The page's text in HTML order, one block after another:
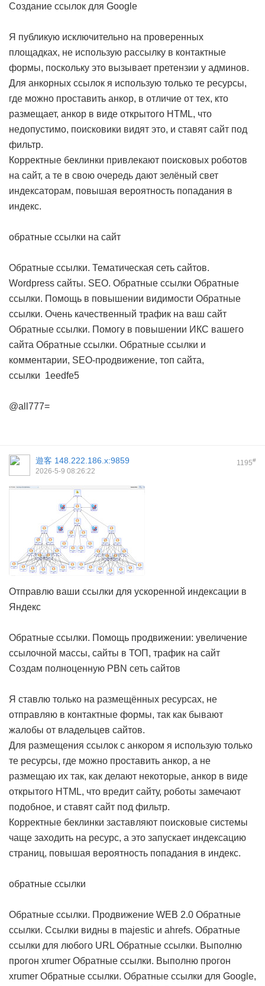
Создание ссылок для Google
Я публикую исключительно на проверенных
площадках, не использую рассылку в контактные
формы, поскольку это вызывает претензии у админов.
Для анкорных ссылок я использую только те ресурсы,
где можно проставить анкор, в отличие от тех, кто
размещает, анкор в виде открытого HTML, что
недопустимо, поисковики видят это, и ставят сайт под
фильтр.
Корректные беклинки привлекают поисковых роботов
на сайт, а те в свою очередь дают зелёный свет
индексаторам, повышая вероятность попадания в
индекс.
обратные ссылки на сайт
Обратные ссылки. Тематическая сеть сайтов.
Wordpress сайты. SEO. Обратные ссылки Обратные
ссылки. Помощь в повышении видимости Обратные
ссылки. Очень качественный трафик на ваш сайт
Обратные ссылки. Помогу в повышении ИКС вашего
сайта Обратные ссылки. Обратные ссылки и
комментарии, SEO-продвижение, топ сайта,
ссылки 1eedfe5
@all777=
1195#
遊客 148.222.186.x:9859
2026-5-9 08:26:22
Отправлю ваши ссылки для ускоренной индексации в
Яндекс
Обратные ссылки. Помощь продвижении: увеличение
ссылочной массы, сайты в ТОП, трафик на сайт
Создам полноценную PBN сеть сайтов
Я ставлю только на размещённых ресурсах, не
отправляю в контактные формы, так как бывают
жалобы от владельцев сайтов.
Для размещения ссылок с анкором я использую только
те ресурсы, где можно проставить анкор, а не
размещаю их так, как делают некоторые, анкор в виде
открытого HTML, что вредит сайту, роботы замечают
подобное, и ставят сайт под фильтр.
Корректные беклинки заставляют поисковые системы
чаще заходить на ресурс, а это запускает индексацию
страниц, повышая вероятность попадания в индекс.
обратные ссылки
Обратные ссылки. Продвижение WEB 2.0 Обратные
ссылки. Cсылки видны в majestic и ahrefs. Обратные
ссылки для любого URL Обратные ссылки. Выполню
прогон xrumer Обратные ссылки. Выполню прогон
xrumer Обратные ссылки. Обратные ссылки для Google,